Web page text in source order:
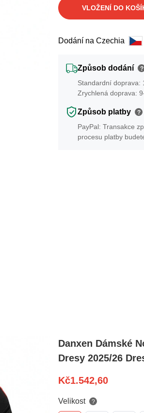
VLOŽENÍ DO
Dodání na Czechia
Způsob dodání ?
Standardní doprava:
Zrychlená doprava:
Způsob platby ?
PayPal: Transakce
procesu platby
Danxen Dámské
Dresy 2025/26
Kč1.542,60
Velikost ?